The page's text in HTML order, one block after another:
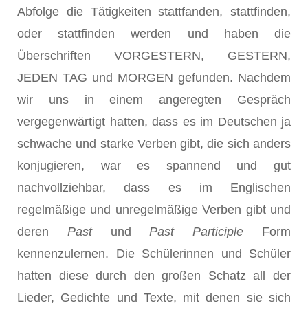
Abfolge die Tätigkeiten stattfanden, stattfinden,
oder stattfinden werden und haben die
Überschriften VORGESTERN, GESTERN,
JEDEN TAG und MORGEN gefunden. Nachdem
wir uns in einem angeregten Gespräch
vergegenwärtigt hatten, dass es im Deutschen ja
schwache und starke Verben gibt, die sich anders
konjugieren, war es spannend und gut
nachvollziehbar, dass es im Englischen
regelmäßige und unregelmäßige Verben gibt und
deren PastundPast Participle Form
kennenzulernen. Die Schülerinnen und Schüler
hatten diese durch den großen Schatz all der
Lieder, Gedichte und Texte, mit denen sie sich